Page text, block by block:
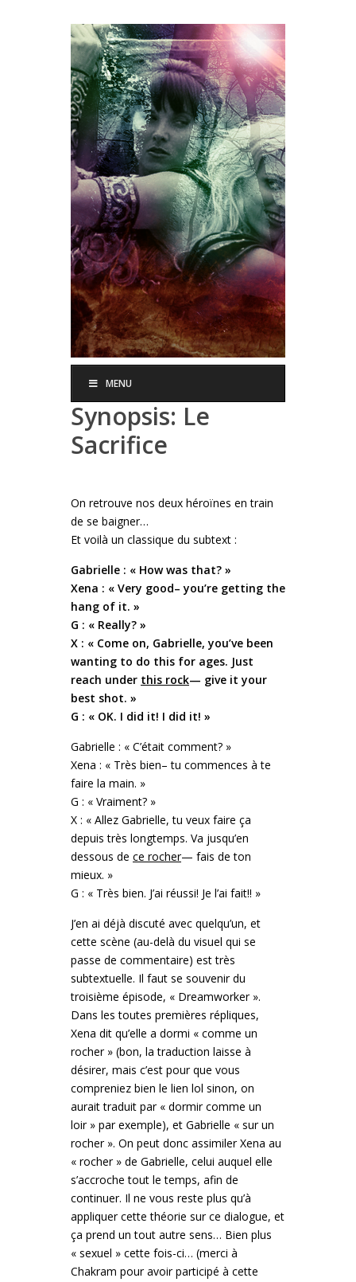
MENU
Synopsis: Le
Sacrifice
On retrouve nos deux héroïnes en train
de se baigner…
Et voilà un classique du subtext :
Gabrielle : « How was that? »
Xena : « Very good– you’re getting the
hang of it. »
G : « Really? »
X : « Come on, Gabrielle, you’ve been
wanting to do this for ages. Just
reach under this rock— give it your
best shot. »
G : « OK. I did it! I did it! »
Gabrielle : « C’était comment? »
Xena : « Très bien– tu commences à te
faire la main. »
G : « Vraiment? »
X : « Allez Gabrielle, tu veux faire ça
depuis très longtemps. Va jusqu’en
dessous de ce rocher— fais de ton
mieux. »
G : « Très bien. J’ai réussi! Je l’ai fait!! »
J’en ai déjà discuté avec quelqu’un, et
cette scène (au-delà du visuel qui se
passe de commentaire) est très
subtextuelle. Il faut se souvenir du
troisième épisode, « Dreamworker ».
Dans les toutes premières répliques,
Xena dit qu’elle a dormi « comme un
rocher » (bon, la traduction laisse à
désirer, mais c’est pour que vous
compreniez bien le lien lol sinon, on
aurait traduit par « dormir comme un
loir » par exemple), et Gabrielle « sur un
rocher ». On peut donc assimiler Xena au
« rocher » de Gabrielle, celui auquel elle
s’accroche tout le temps, afin de
continuer. Il ne vous reste plus qu’à
appliquer cette théorie sur ce dialogue, et
ça prend un tout autre sens… Bien plus
« sexuel » cette fois-ci… (merci à
Chakram pour avoir participé à cette